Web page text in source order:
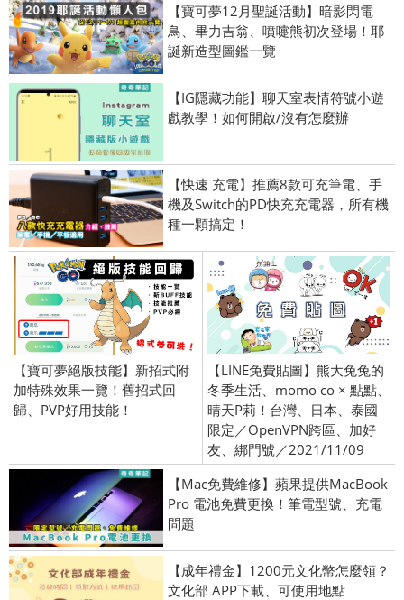
【寶可夢12月聖誕活動】暗影閃電
鳥、畢力吉翁、噴嚏熊初次登場！耶
誕新造型圖鑑一覽
【IG隱藏功能】聊天室表情符號小遊
戲教學！如何開啟/沒有怎麼辦
【快速 充電】推薦8款可充筆電、手
機及Switch的PD快充充電器，所有機
種一顆搞定！
【寶可夢絕版技能】新招式附
加特殊效果一覽！舊招式回
歸、PVP好用技能！
【LINE免費貼圖】熊大兔兔的
冬季生活、momo co × 點點、
晴天P莉！台灣、日本、泰國
限定／OpenVPN跨區、加好
友、綁門號／2021/11/09
【Mac免費維修】蘋果提供MacBook
Pro 電池免費更換！筆電型號、充電
問題
【成年禮金】1200元文化幣怎麼領？
文化部 APP下載、可使用地點